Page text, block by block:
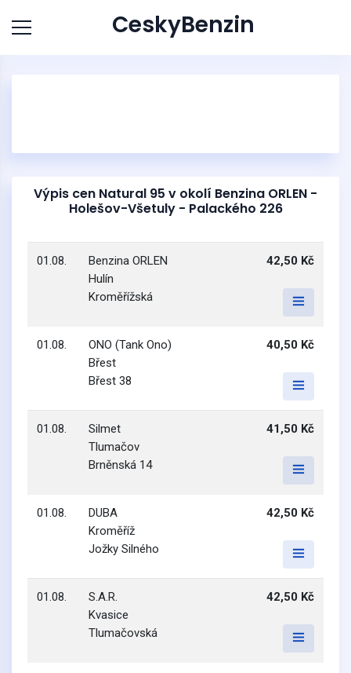
CeskyBenzin
Výpis cen Natural 95 v okolí Benzina ORLEN -
Holešov-Všetuly - Palackého 226
01.08.
Benzina ORLEN
Hulín
Kroměřížská
42,50 Kč
01.08.
ONO (Tank Ono)
Břest
Břest 38
40,50 Kč
01.08.
Silmet
Tlumačov
Brněnská 14
41,50 Kč
01.08.
DUBA
Kroměříž
Jožky Silného
42,50 Kč
01.08.
S.A.R.
Kvasice
Tlumačovská
42,50 Kč